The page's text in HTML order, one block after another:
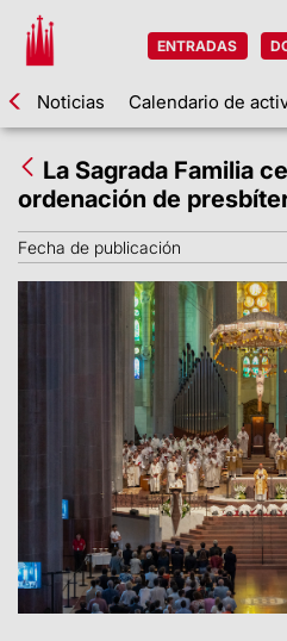
ENTRADAS
Noticias Calendario de
La Sagrada Familia
ordenación de
Fecha de publicación